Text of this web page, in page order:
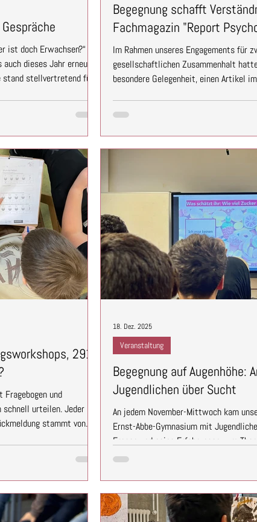
ist doch Erwachsen?“
dieses Jahr erneut
stellvertretend für
stand Gerd –
Offen beantw
Begegnung schafft
Fachmagazin "Report
Im Rahmen unseres Engagements für
gesellschaftlichen Zusammenhalt
besondere Gelegenheit, einen Artikel
Potenzial von Begegnungsformaten
auseinander. Vor dem Hi
291
und
schnell urteilen. Jeder
stammt von
an drei verschiedenen
Unterschied? Die
Begegnung auf Augenhöhe:
Jugendlichen über Sucht
An jedem November-Mittwoch kam
Ernst-Abbe-Gymnasium mit
Fragen und seine Erfahrungen zum
Up drückten die Jugendlichen ihre
im Raum positionierten. Im Anschluss
Einstellungen/Meinungen von reinen
unsere
Veranstaltung
18. Dez. 2025